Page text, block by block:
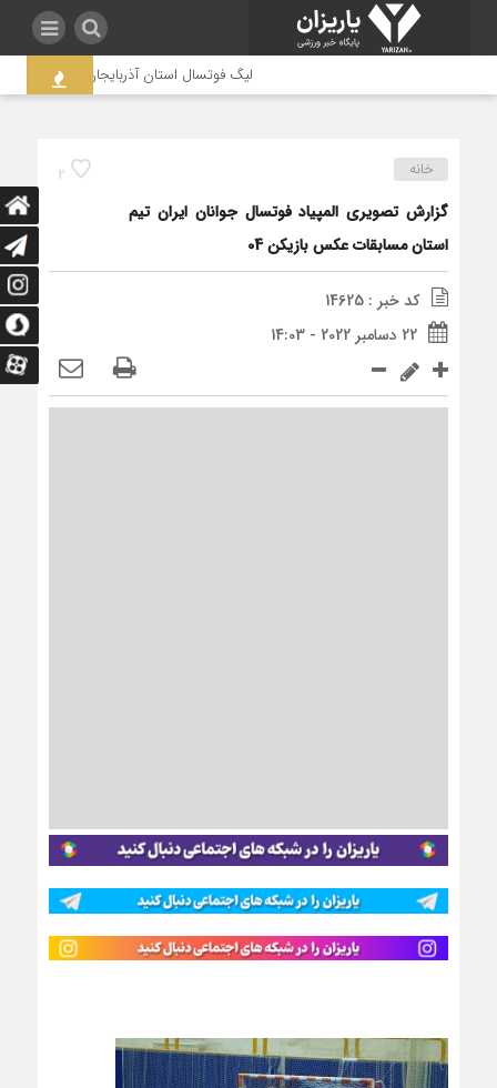
لیگ فوتسال استان آذربایجان غربی به
2 خانه
گزارش تصویری المپیاد فوتسال جوانان ایران تیم
استان مسابقات عکس بازیکن 04
کد خبر : 14625
22 دسامبر 2022 - 14:03